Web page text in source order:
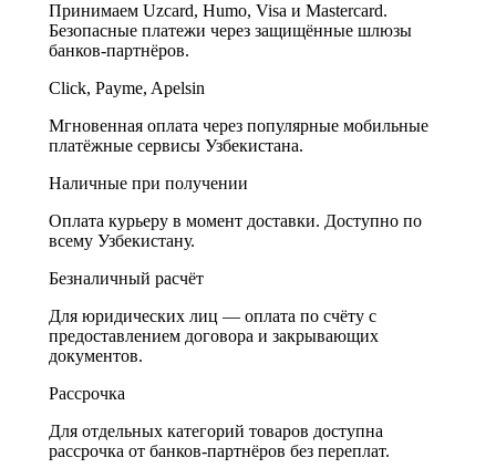
Принимаем Uzcard, Humo, Visa и Mastercard.
Безопасные платежи через защищённые шлюзы
банков-партнёров.
Click, Payme, Apelsin
Мгновенная оплата через популярные мобильные
платёжные сервисы Узбекистана.
Наличные при получении
Оплата курьеру в момент доставки. Доступно по
всему Узбекистану.
Безналичный расчёт
Для юридических лиц — оплата по счёту с
предоставлением договора и закрывающих
документов.
Рассрочка
Для отдельных категорий товаров доступна
рассрочка от банков-партнёров без переплат.